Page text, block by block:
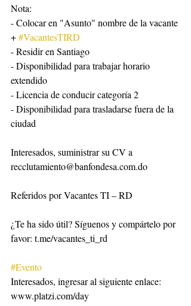
Nota:
- Colocar en "Asunto" nombre de la vacante
+ #VacantesTIRD
- Residir en Santiago
- Disponibilidad para trabajar horario
extendido
- Licencia de conducir categoría 2
- Disponibilidad para trasladarse fuera de la
ciudad
Interesados, suministrar su CV a
recclutamiento@banfondesa.com.do
Referidos por Vacantes TI – RD
¿Te ha sido útil? Síguenos y compártelo por
favor: t.me/vacantes_ti_rd
#Evento
Interesados, ingresar al siguiente enlace:
www.platzi.com/day